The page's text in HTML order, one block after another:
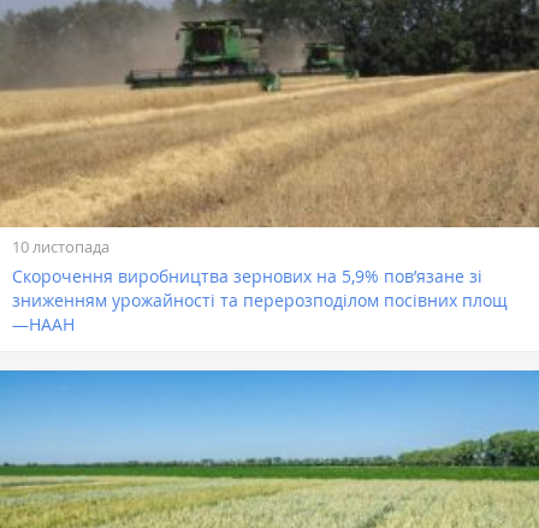
10 листопада
Скорочення виробництва зернових на 5,9% пов’язане зі
зниженням урожайності та перерозподілом посівних площ
—НААН